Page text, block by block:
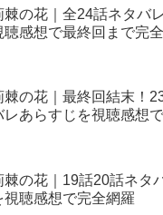
棘の花｜全24話ネタバ
聴感想で最終回まで完
棘の花｜最終回結末！
レあらすじを視聴感想
棘の花｜19話20話ネタ
視聴感想で完全網羅